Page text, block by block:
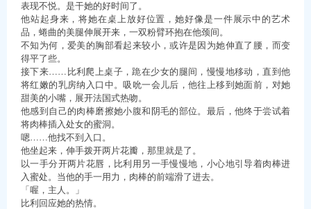
表现不悦。是干她的好时间了。
他站起身来，将她在桌上放好位置，她好像是一件展示中的艺术
品，蜷曲的美腿伸展开来，一双粉臂环抱在他颈间。
不知为何，爱美的胸部看起来较小，或许是因为她伸直了腰，而变
得平了些。
接下来……比利爬上桌子，跪在少女的腿间，慢慢地移动，直到他
将红嫩的乳房纳入口中。吸吮一会儿后，他往上移到她面前，对她
甜美的小嘴，展开法国式热吻。
他感到自己的肉棒磨擦她小腹和阴毛的部位。最后，他终于尝试着
将肉棒插入处女的蜜洞。
嗯……他找不到入口。
他坐起来，伸手拨开两片花瓣，那里就是了。
以一手分开两片花唇，比利用另一手慢慢地，小心地引导着肉棒进
入蜜处。当他的手一用力，肉棒的前端滑了进去。
「喔，主人。」
比利回应她的热情。